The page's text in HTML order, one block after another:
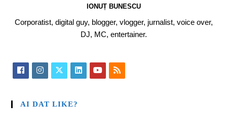
IONUȚ BUNESCU
Corporatist, digital guy, blogger, vlogger, jurnalist, voice over,
DJ, MC, entertainer.
AI DAT LIKE?